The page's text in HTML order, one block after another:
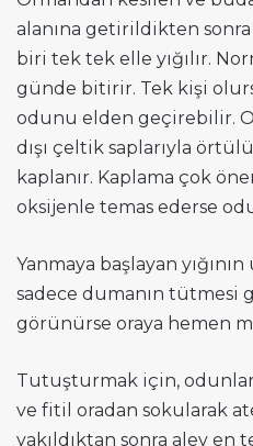
alanına getirildikten
biri tek tek elle yığılır.
günde bitirir. Tek kişi
odunu elden geçirebilir.
dışı çeltik saplarıyla
kaplanır. Kaplama çok
oksijenle temas ederse
Yanmaya başlayan
sadece dumanın tütmesi
görünürse oraya hemen
Tutuşturmak için,
ve fitil oradan sokularak
yakıldıktan sonra alev en